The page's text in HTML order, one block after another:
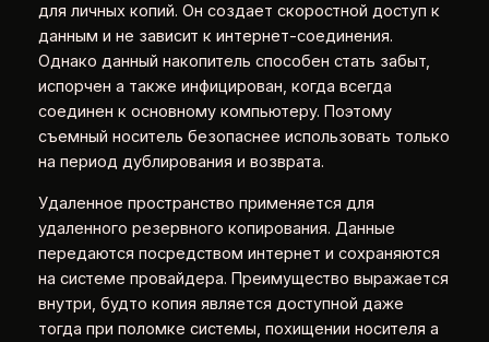
для личных копий. Он создает скоростной доступ к
данным и не зависит к интернет-соединения.
Однако данный накопитель способен стать забыт,
испорчен а также инфицирован, когда всегда
соединен к основному компьютеру. Поэтому
съемный носитель безопаснее использовать только
на период дублирования и возврата.
Удаленное пространство применяется для
удаленного резервного копирования. Данные
передаются посредством интернет и сохраняются
на системе провайдера. Преимущество выражается
внутри, будто копия является доступной даже
тогда при поломке системы, похищении носителя а